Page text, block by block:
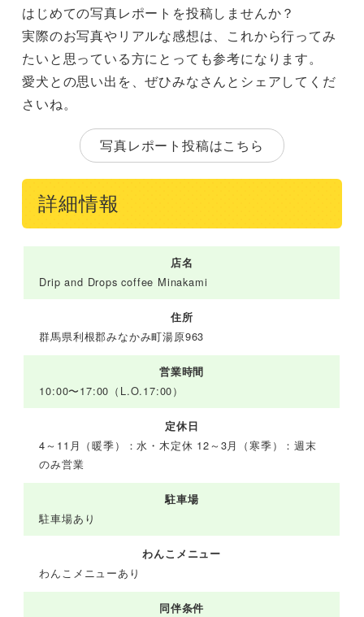
はじめての写真レポートを投稿しませんか？
実際のお写真やリアルな感想は、これから行ってみ
たいと思っている方にとっても参考になります。
愛犬との思い出を、ぜひみなさんとシェアしてくだ
さいね。
写真レポート投稿はこちら
詳細情報
店名
Drip and Drops coffee Minakami
住所
群馬県利根郡みなかみ町湯原963
営業時間
10:00〜17:00（L.O.17:00）
定休日
4～11月（暖季）：水・木定休 12～3月（寒季）：週末
のみ営業
駐車場
駐車場あり
わんこメニュー
わんこメニューあり
同伴条件